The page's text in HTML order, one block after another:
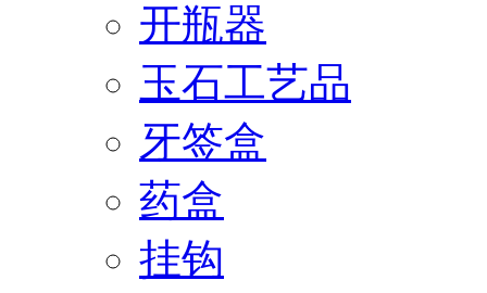
开瓶器
玉石工艺品
牙签盒
药盒
挂钩